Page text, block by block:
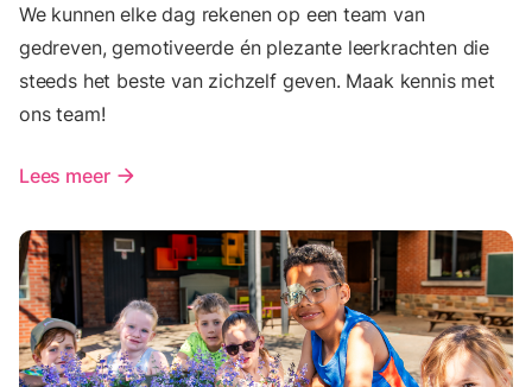
We kunnen elke dag rekenen op een team van
gedreven, gemotiveerde én plezante leerkrachten die
steeds het beste van zichzelf geven. Maak kennis met
ons team!
Lees meer arrow_forward